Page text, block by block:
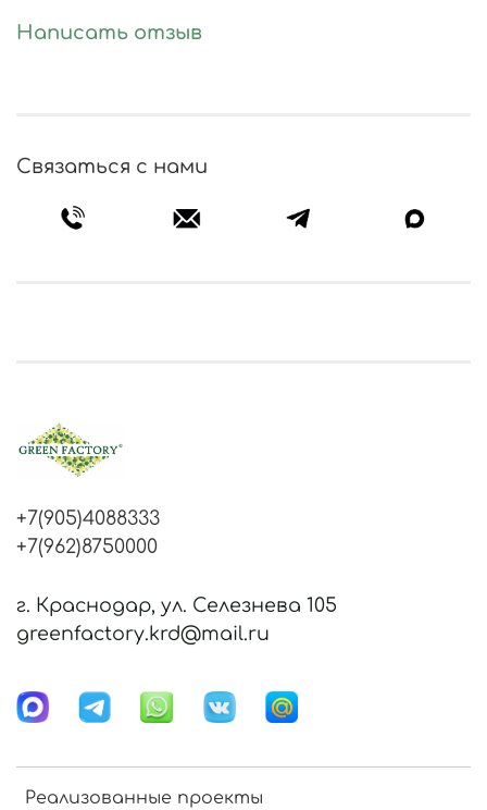
Написать отзыв
Связаться с нами
Реализованные проекты
+7(905)4088333
+7(962)8750000
г. Краснодар, ул. Селезнева 105
greenfactory.krd@mail.ru